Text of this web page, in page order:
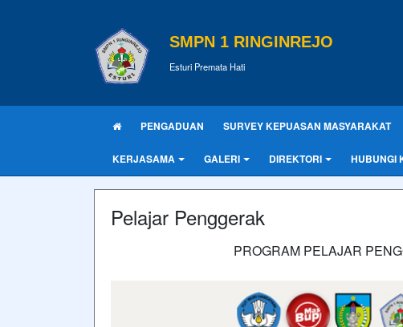
SMPN 1 RINGINREJO
Esturi Premata Hati
PENGADUAN SURVEY KEPUASAN MASYARAKAT
KERJASAMA GALERI DIREKTORI HUBUNGI
Pelajar Penggerak
PROGRAM PELAJAR